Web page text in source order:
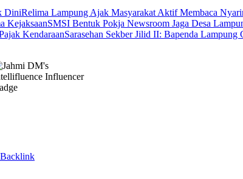
Relima Lampung Ajak Masyarakat Aktif Membaca
SMSI Bentuk Pokja Newsroom Jaga Desa
Sarasehan Sekber Jilid II: Bapenda